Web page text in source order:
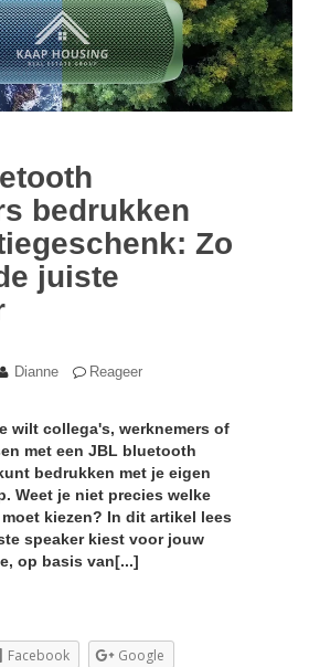
bedrukken
Zo
juiste
Dianne Reageer
wilt collega's, werknemers of
met een JBL bluetooth
bedrukken met je eigen
Weet je niet precies welke
kiezen? In dit artikel lees
speaker kiest voor jouw
op basis van[...]
Facebook
Google